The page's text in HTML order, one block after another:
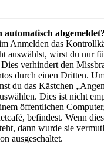
abgemeldet?
Anmelden das
auswählst, wirst du nur
verhindert den
durch einen Dritten.
du das Kästchen
Dies ist nicht
öffentlichen
befindest. Wenn
dann wurde sie
ausgeschaltet.